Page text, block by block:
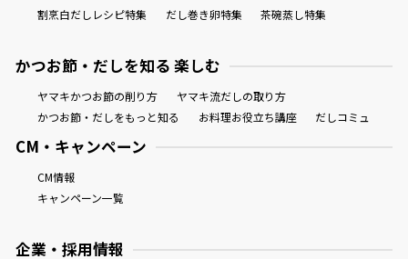
割烹白だしレシピ特集 だし巻き卵特集 茶碗蒸し特集
かつお節・だしを知る 楽しむ
ヤマキかつお節の削り方
ヤマキ流だしの取り方
かつお節・だしをもっと知る
お料理お役立ち講座 だしコミュ
CM・キャンペーン
CM情報
キャンペーン一覧
企業・採用情報